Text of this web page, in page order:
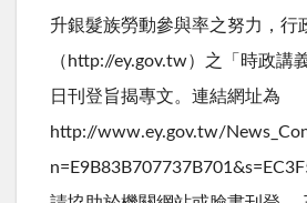
升銀髮族勞動參與率之努力，行
（http://ey.gov.tw）之「時政講
日刊登旨揭專文。連結網址為
http://www.ey.gov.tw/